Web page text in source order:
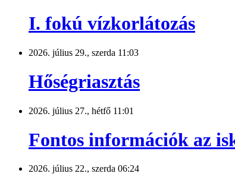
I. fokú vízkorlátozás
2026. július 29., szerda 11:03
Hőségriasztás
2026. július 27., hétfő 11:01
Fontos információk az
2026. július 22., szerda 06:24